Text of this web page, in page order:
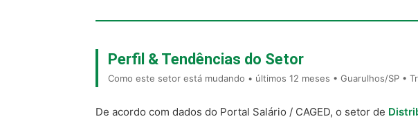
Perfil & Tendências do Setor
Como este setor está mudando • últimos 12 meses • Guarulhos/SP •
De acordo com dados do Portal Salário / CAGED, o setor de